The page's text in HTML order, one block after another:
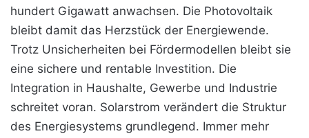
hundert Gigawatt anwachsen. Die Photovoltaik
bleibt damit das Herzstück der Energiewende.
Trotz Unsicherheiten bei Fördermodellen bleibt sie
eine sichere und rentable Investition. Die
Integration in Haushalte, Gewerbe und Industrie
schreitet voran. Solarstrom verändert die Struktur
des Energiesystems grundlegend. Immer mehr